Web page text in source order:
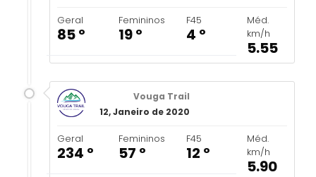
Geral
85 º
Femininos
19 º
F45
4 º
Méd.
km/h
5.55
Vouga Trail
12, Janeiro de 2020
Geral
234 º
Femininos
57 º
F45
12 º
Méd.
km/h
5.90